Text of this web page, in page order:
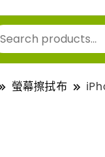
螢幕擦拭布